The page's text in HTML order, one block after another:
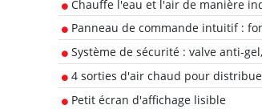
Chauffe l'eau et l'air de manière
Panneau de commande intuitif :
Système de sécurité : valve anti-
4 sorties d'air chaud pour
Petit écran d'affichage lisible